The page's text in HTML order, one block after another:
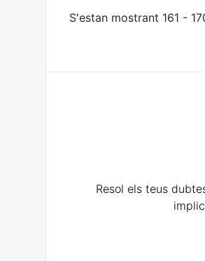
S'estan mostrant 161 -
Resol els teus